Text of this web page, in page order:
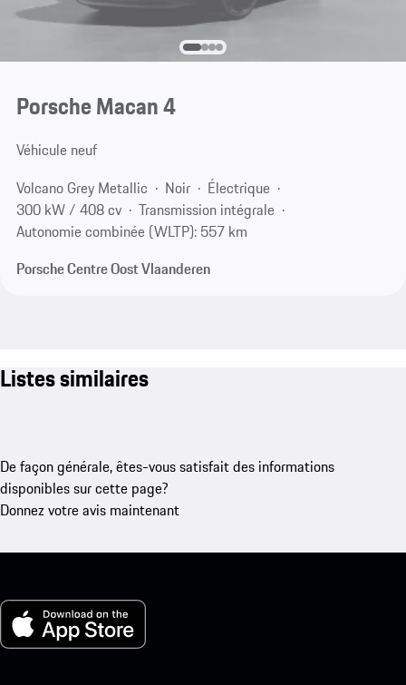
Porsche Macan 4
Véhicule neuf
Volcano Grey Metallic
Noir
Électrique
300 kW / 408 cv
Transmission intégrale
Autonomie combinée (WLTP): 557 km
Porsche Centre Oost Vlaanderen
Listes similaires
De façon générale, êtes-vous satisfait des informations
disponibles sur cette page?
Donnez votre avis maintenant